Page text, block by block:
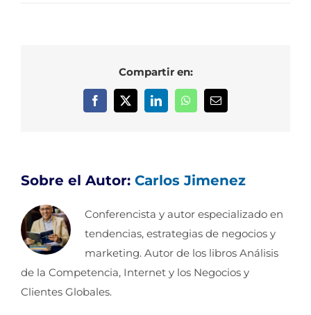
Compartir en:
Facebook
X LinkedInWhatsAppCorreo
Sobre el Autor: Carlos Jimenez
Conferencista y autor especializado en
tendencias, estrategias de negocios y
marketing. Autor de los libros Análisis
de la Competencia, Internet y los Negocios y
Clientes Globales.